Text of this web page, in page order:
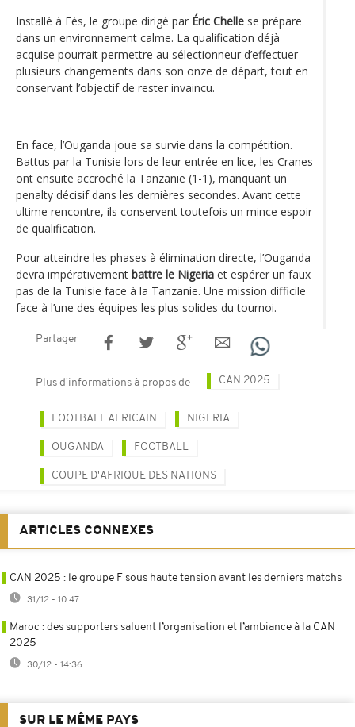
Installé à Fès, le groupe dirigé par Éric Chelle se prépare
dans un environnement calme. La qualification déjà
acquise pourrait permettre au sélectionneur d’effectuer
plusieurs changements dans son onze de départ, tout en
conservant l’objectif de rester invaincu.
En face, l’Ouganda joue sa survie dans la compétition.
Battus par la Tunisie lors de leur entrée en lice, les Cranes
ont ensuite accroché la Tanzanie (1-1), manquant un
penalty décisif dans les dernières secondes. Avant cette
ultime rencontre, ils conservent toutefois un mince espoir
de qualification.
Pour atteindre les phases à élimination directe, l’Ouganda
devra impérativement battre le Nigeria et espérer un faux
pas de la Tunisie face à la Tanzanie. Une mission difficile
face à l’une des équipes les plus solides du tournoi.
Partager
Plus d'informations à propos de CAN 2025
FOOTBALL AFRICAIN NIGERIA
OUGANDA FOOTBALL
COUPE D'AFRIQUE DES NATIONS
ARTICLES CONNEXES
CAN 2025 : le groupe F sous haute tension avant les derniers matchs
31/12 - 10:47
Maroc : des supporters saluent l’organisation et l’ambiance à la CAN
2025
30/12 - 14:36
SUR LE MÊME PAYS